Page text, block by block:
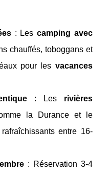
: Les camping avec
chauffés, toboggans et
pour les vacances
: Les rivières
la Durance et le
entre 16-
: Réservation 3-4